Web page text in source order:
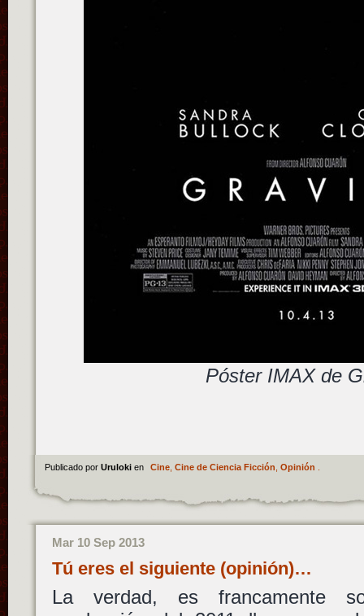
Póster IMAX de
Publicado por Uruloki en Cine, Cine de Ciencia Ficción Opinión
Mar 10 Sep 2013
Tú eres el siguiente (opinión)…
La verdad, es francamente